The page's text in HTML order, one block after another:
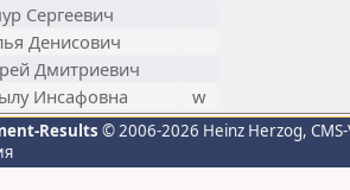
Сергеевич
Денисович
Дмитриевич
Инсафовна w
Results © 2006-2026 Heinz Herzog,